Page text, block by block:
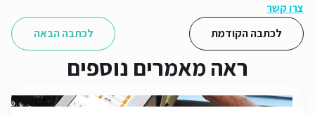
צרו קשר
לכתבה הבאה
לכתבה הקודמת
ראה מאמרים נוספים